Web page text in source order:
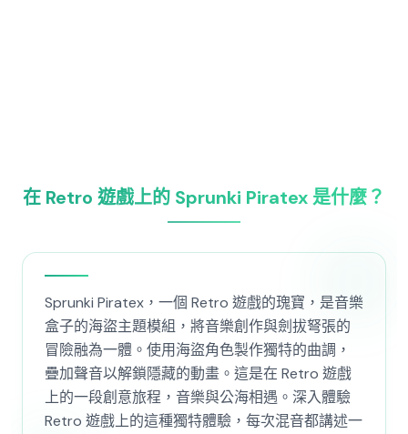
在 Retro 遊戲上的 Sprunki Piratex 是什麼？
Sprunki Piratex，一個 Retro 遊戲的瑰寶，是音樂
盒子的海盜主題模組，將音樂創作與劍拔弩張的
冒險融為一體。使用海盜角色製作獨特的曲調，
疊加聲音以解鎖隱藏的動畫。這是在 Retro 遊戲
上的一段創意旅程，音樂與公海相遇。深入體驗
Retro 遊戲上的這種獨特體驗，每次混音都講述一